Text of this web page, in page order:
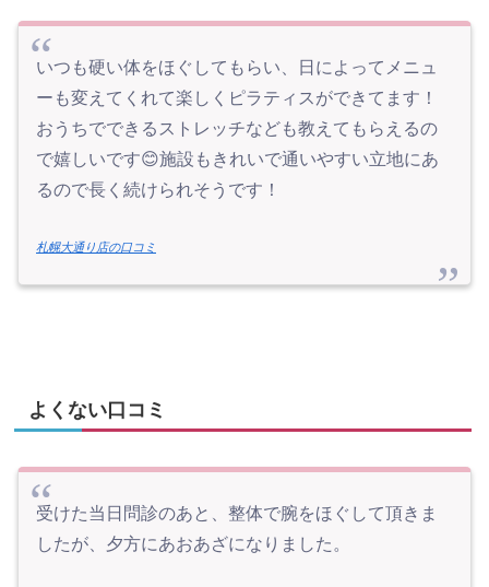
いつも硬い体をほぐしてもらい、日によってメニュ
ーも変えてくれて楽しくピラティスができてます！
おうちでできるストレッチなども教えてもらえるの
で嬉しいです😊施設もきれいで通いやすい立地にあ
るので長く続けられそうです！
札幌大通り店の口コミ
よくない口コミ
受けた当日問診のあと、整体で腕をほぐして頂きま
したが、夕方にあおあざになりました。